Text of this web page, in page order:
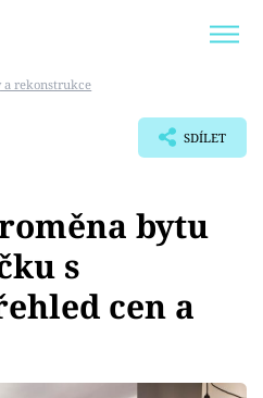
a rekonstrukce
SDÍLET
bytu
s
cen a